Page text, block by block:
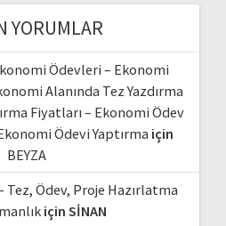
YORUMLAR
Ödevleri – Ekonomi
Alanında Tez Yazdırma
Fiyatları – Ekonomi Ödev
Ödevi Yaptırma için
BEYZA
Ödev, Proje Hazırlatma
için SİNAN